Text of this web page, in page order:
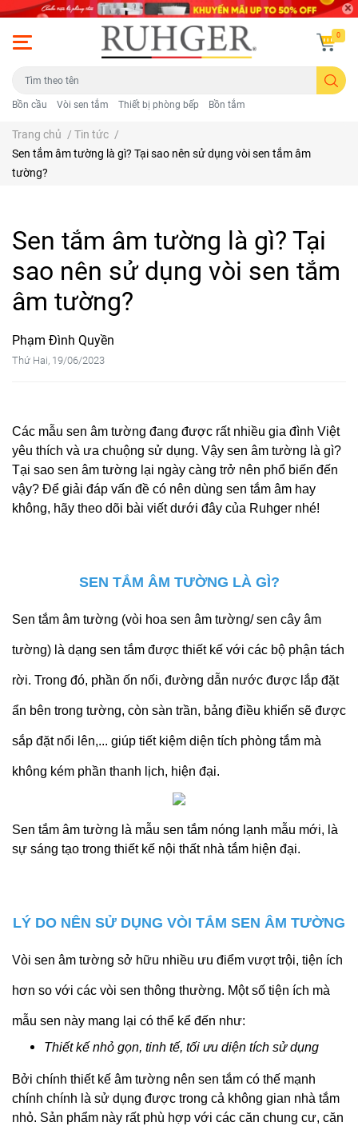
Bồn cầu Vòi sen tắm Thiết bị phòng bếp Bồn tắm
0
Trang chủ / Tin tức /
Sen tắm âm tường là gì? Tại sao nên sử dụng vòi sen tắm âm
tường?
Sen tắm âm tường là gì? Tại
sao nên sử dụng vòi sen tắm
âm tường?
Phạm Đình Quyền
Thứ Hai, 19/06/2023
Các mẫu sen âm tường đang được rất nhiều gia đình Việt
yêu thích và ưa chuộng sử dụng. Vậy sen âm tường là gì?
Tại sao sen âm tường lại ngày càng trở nên phổ biến đến
vậy? Để giải đáp vấn đề có nên dùng sen tắm âm hay
không, hãy theo dõi bài viết dưới đây của Ruhger nhé!
SEN TẮM ÂM TƯỜNG LÀ GÌ?
Sen tắm âm tường (vòi hoa sen âm tường/ sen cây âm
tường) là dạng sen tắm được thiết kế với các bộ phận tách
rời. Trong đó, phần ốn nối, đường dẫn nước được lắp đặt
ẩn bên trong tường, còn sàn trần, bảng điều khiển sẽ được
sắp đặt nổi lên,... giúp tiết kiệm diện tích phòng tắm mà
không kém phần thanh lịch, hiện đại.
Sen tắm âm tường là mẫu sen tắm nóng lạnh mẫu mới, là
sự sáng tạo trong thiết kế nội thất nhà tắm hiện đại.
LÝ DO NÊN SỬ DỤNG VÒI TẮM SEN ÂM TƯỜNG
Vòi sen âm tường sở hữu nhiều ưu điểm vượt trội, tiện ích
hơn so với các vòi sen thông thường. Một số tiện ích mà
mẫu sen này mang lại có thể kể đến như:
Thiết kế nhỏ gọn, tinh tế, tối ưu diện tích sử dụng
Bởi chính thiết kế âm tường nên sen tắm có thế mạnh
chính chính là sử dụng được trong cả không gian nhà tắm
nhỏ. Sản phẩm này rất phù hợp với các căn chung cư, căn